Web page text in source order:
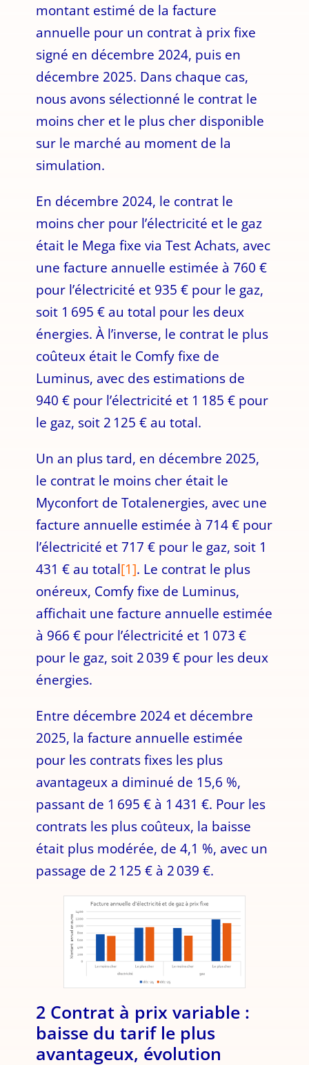
montant estimé de la facture
annuelle pour un contrat à prix fixe
signé en décembre 2024, puis en
décembre 2025. Dans chaque cas,
nous avons sélectionné le contrat le
moins cher et le plus cher disponible
sur le marché au moment de la
simulation.
En décembre 2024, le contrat le
moins cher pour l’électricité et le gaz
était le Mega fixe via Test Achats, avec
une facture annuelle estimée à 760 €
pour l’électricité et 935 € pour le gaz,
soit 1 695 € au total pour les deux
énergies. À l’inverse, le contrat le plus
coûteux était le Comfy fixe de
Luminus, avec des estimations de
940 € pour l’électricité et 1 185 € pour
le gaz, soit 2 125 € au total.
Un an plus tard, en décembre 2025,
le contrat le moins cher était le
Myconfort de Totalenergies, avec une
facture annuelle estimée à 714 € pour
l’électricité et 717 € pour le gaz, soit 1
431 € au total[1]. Le contrat le plus
onéreux, Comfy fixe de Luminus,
affichait une facture annuelle estimée
à 966 € pour l’électricité et 1 073 €
pour le gaz, soit 2 039 € pour les deux
énergies.
Entre décembre 2024 et décembre
2025, la facture annuelle estimée
pour les contrats fixes les plus
avantageux a diminué de 15,6 %,
passant de 1 695 € à 1 431 €. Pour les
contrats les plus coûteux, la baisse
était plus modérée, de 4,1 %, avec un
passage de 2 125 € à 2 039 €.
2 Contrat à prix variable :
baisse du tarif le plus
avantageux, évolution